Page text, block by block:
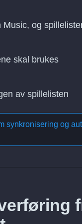
og
skal brukes
av spillelisten
synkronisering og